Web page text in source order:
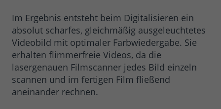
Im Ergebnis entsteht beim Digitalisieren ein
absolut scharfes, gleichmäßig ausgeleuchtetes
Videobild mit optimaler Farbwiedergabe. Sie
erhalten flimmerfreie Videos, da die
lasergenauen Filmscanner jedes Bild einzeln
scannen und im fertigen Film fließend
aneinander rechnen.